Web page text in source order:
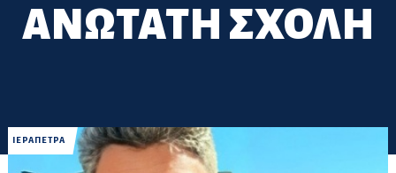
ΑΝΩΤΑΤΗ ΣΧΟΛΗ
ΙΕΡΑΠΕΤΡΑ